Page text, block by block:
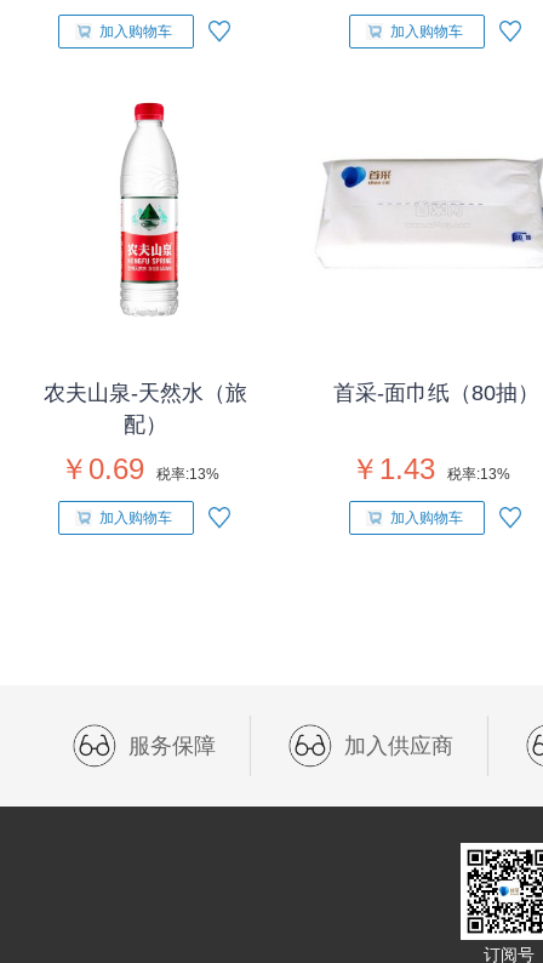
加入购物车 加入购物车
农夫山泉-天然水（旅
配）
￥0.69 税率:13%
加入购物车
首采-面巾纸（80抽）
￥1.43 税率:13%
加入购物车
服务保障 加入供应商
订阅号